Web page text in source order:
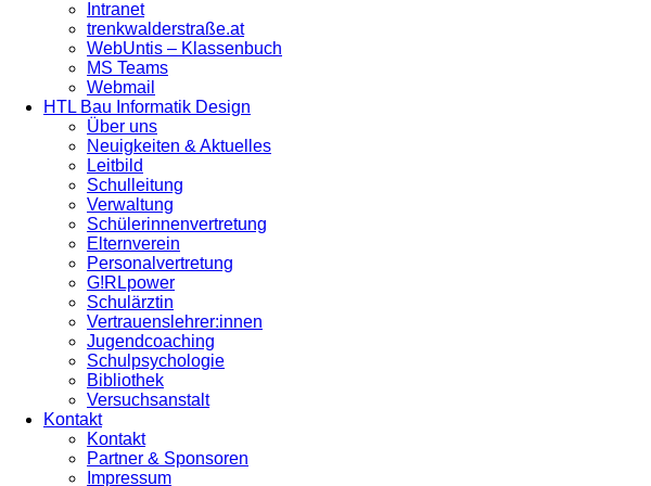
Intranet
trenkwalderstraße.at
WebUntis – Klassenbuch
MS Teams
Webmail
HTL Bau Informatik Design
Über uns
Neuigkeiten & Aktuelles
Leitbild
Schulleitung
Verwaltung
Schülerinnenvertretung
Elternverein
Personalvertretung
G!RLpower
Schulärztin
Vertrauenslehrer:innen
Jugendcoaching
Schulpsychologie
Bibliothek
Versuchsanstalt
Kontakt
Kontakt
Partner & Sponsoren
Impressum